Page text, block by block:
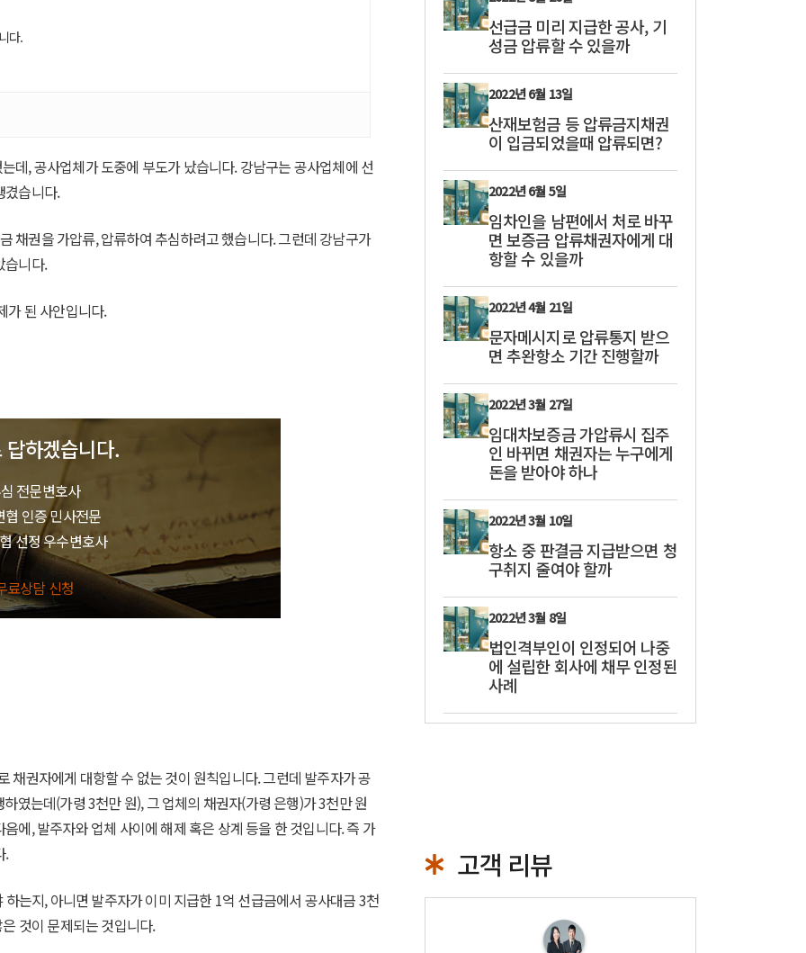
다.
데, 공사업체가 도중에 부도가 났습니다. 강남구는 공사업체에 선
겼습니다.
채권을 가압류, 압류하여 추심하려고 했습니다. 그런데 강남구가
습니다.
가 된 사안입니다.
답하겠습니다.
전문변호사
협 인증 민사전문
선정 우수변호사
료상담 신청
채권자에게 대항할 수 없는 것이 원칙입니다. 그런데 발주자가 공
였는데(가령 3천만 원), 그 업체의 채권자(가령 은행)가 3천만 원
에, 발주자와 업체 사이에 해제 혹은 상계 등을 한 것입니다. 즉 가
.
는지, 아니면 발주자가 이미 지급한 1억 선급금에서 공사대금 3천
것이 문제되는 것입니다.
선급금 미리 지급한 공사, 기
성금 압류할 수 있을까
2022년 6월 13일
산재보험금 등 압류금지채권
이 입금되었을때 압류되면?
2022년 6월 5일
임차인을 남편에서 처로 바꾸
면 보증금 압류채권자에게 대
항할 수 있을까
2022년 4월 21일
문자메시지로 압류통지 받으
면 추완항소 기간 진행할까
2022년 3월 27일
임대차보증금 가압류시 집주
인 바뀌면 채권자는 누구에게
돈을 받아야 하나
2022년 3월 10일
항소 중 판결금 지급받으면 청
구취지 줄여야 할까
2022년 3월 8일
법인격부인이 인정되어 나중
에 설립한 회사에 채무 인정된
사례
고객 리뷰